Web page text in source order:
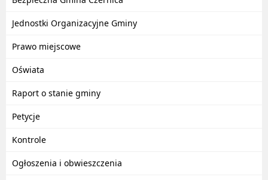
Jednostki Organizacyjne Gminy
Prawo miejscowe
Oświata
Raport o stanie gminy
Petycje
Kontrole
Ogłoszenia i obwieszczenia